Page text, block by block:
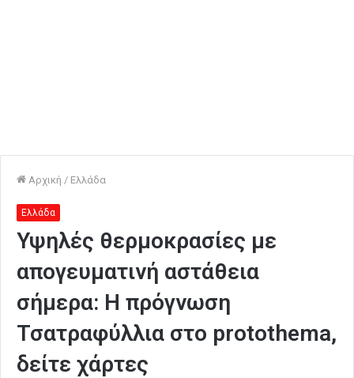
Αρχική / Ελλάδα
Ελλάδα
Υψηλές θερμοκρασίες με
απογευματινή αστάθεια
σήμερα: Η πρόγνωση
Τσατραφύλλια στο protothema,
δείτε χάρτες